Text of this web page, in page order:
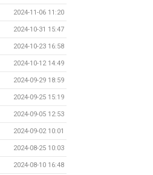
2024-11-06 11:20
2024-10-31 15:47
2024-10-23 16:58
2024-10-12 14:49
2024-09-29 18:59
2024-09-25 15:19
2024-09-05 12:53
2024-09-02 10:01
2024-08-25 10:03
2024-08-10 16:48